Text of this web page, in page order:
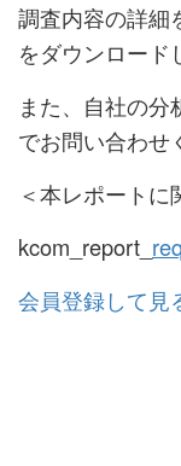
調査内容の詳細
をダウンロード
また、自社の分
でお問い合わせ
＜本レポートに
kcom_report_
会員登録して見